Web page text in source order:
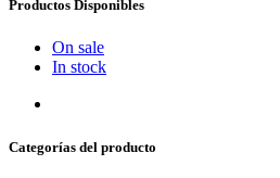
Productos Disponibles
On sale
In stock
Categorías del producto